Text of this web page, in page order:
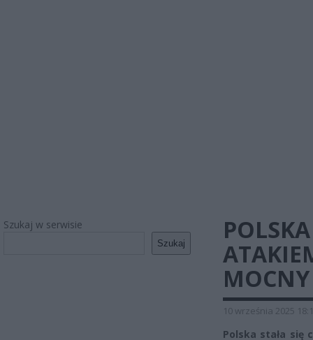
Szukaj w serwisie
Szukaj
10 września 2025
Polska stała się